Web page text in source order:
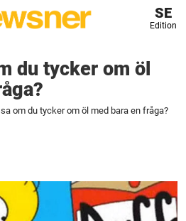
SE
Edition
du tycker om öl
om du tycker om öl med bara en fråga?